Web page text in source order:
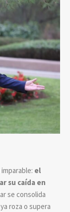
el
su caída en
se consolida
roza o supera